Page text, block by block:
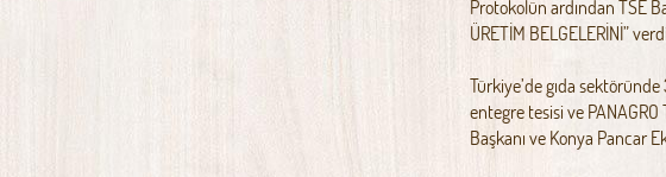
Protokolün ardından TSE
ÜRETİM BELGELERİNİ”
Türkiye’de gıda
entegre tesisi ve PANAGRO
Başkanı ve Konya Pancar